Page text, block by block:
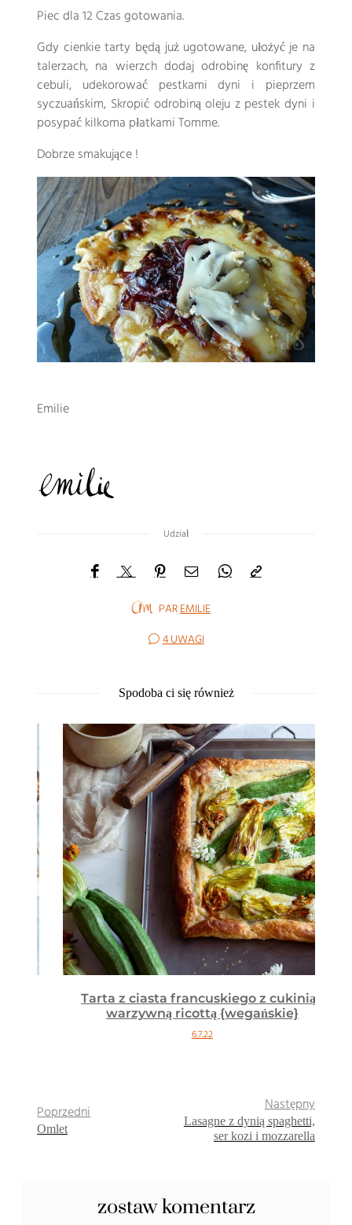
Piec dla 12 Czas gotowania.
Gdy cienkie tarty będą już ugotowane, ułożyć je na
talerzach, na wierzch dodaj odrobinę konfitury z
cebuli, udekorować pestkami dyni i pieprzem
syczuańskim, Skropić odrobiną oleju z pestek dyni i
posypać kilkoma płatkami Tomme.
Dobrze smakujące !
Emilie
Udział
PAREMILIE
4 UWAGI
Spodoba ci się również
Tarta z ciasta francuskiego z cukinią i
warzywną ricottą {wegańskie}
Poprzedni
Omlet
Następny
Lasagne z dynią spaghetti,
ser kozi i mozzarella
zostaw komentarz